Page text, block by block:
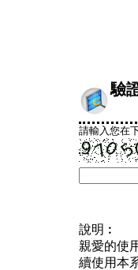
驗
請輸入您在
說明︰
親愛的使
續使用本